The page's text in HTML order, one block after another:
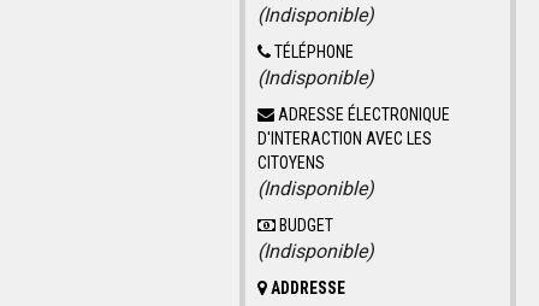
(Indisponible)
TÉLÉPHONE
(Indisponible)
ADRESSE ÉLECTRONIQUE
D'INTERACTION AVEC LES
CITOYENS
(Indisponible)
BUDGET
(Indisponible)
ADDRESSE